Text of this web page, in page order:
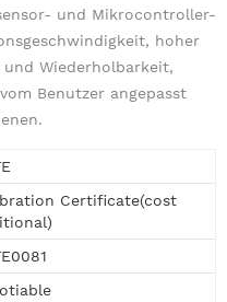
und Mikrocontroller-
hoher
Wiederholbarkeit,
Benutzer angepasst
Certificate(cost